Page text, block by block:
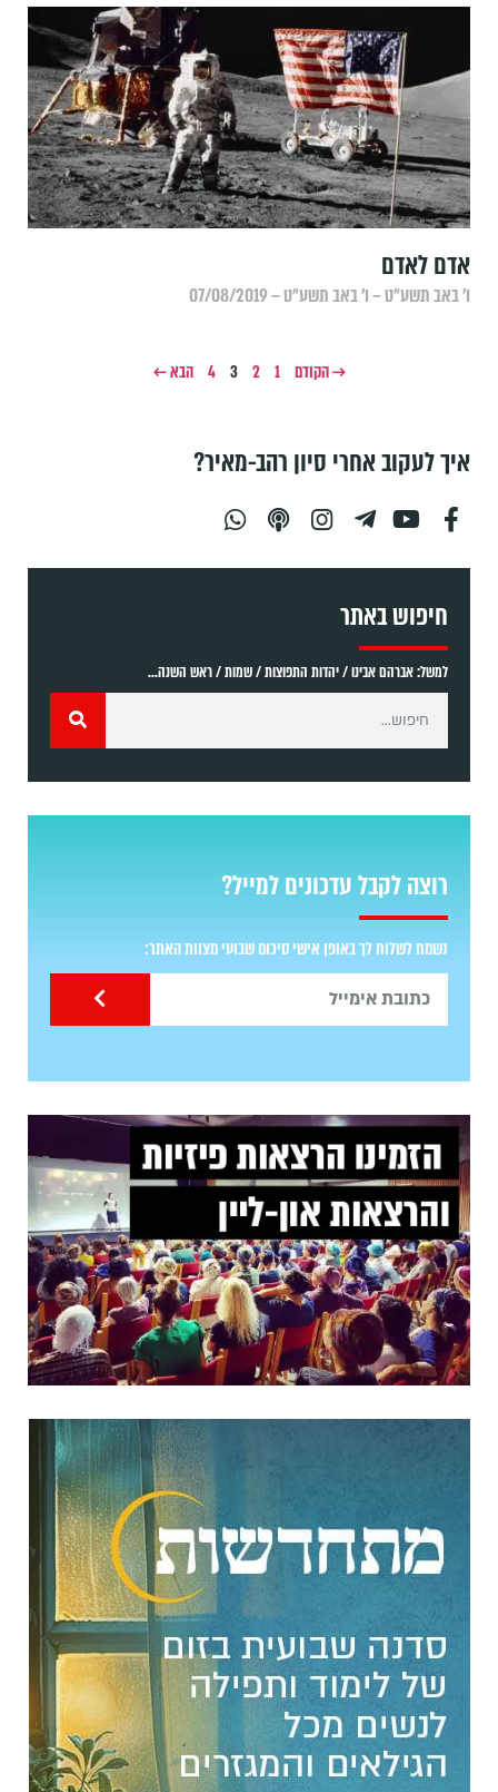
אדם לאדם
ו׳ באב תשע״ט – ו׳ באב תשע״ט – 07/08/2019
→ הקודם 1
2
3
4 הבא ←
איך לעקוב אחרי סיון רהב-מאיר?
חיפוש באתר
למשל: אברהם אבינו / יהדות התפוצות / שמות / ראש השנה...
רוצה לקבל עדכונים למייל?
נשמח לשלוח לך באופן אישי סיכום שבועי מצוות האתר: